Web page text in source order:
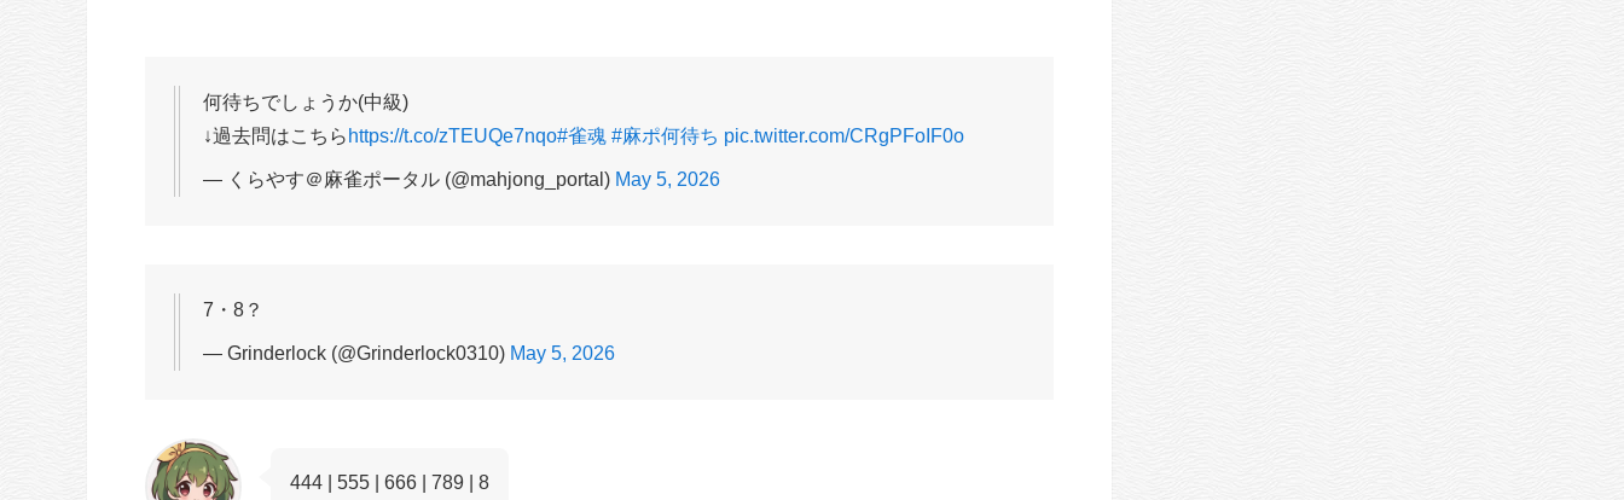
何待ちでしょうか(中級)
↓過去問はこちら https://t.co/zTEUQe7nqo#雀魂 #麻ポ何待ち pic.twitter.com/CRgPFoIF0o
— くらやす＠麻雀ポータル (@mahjong_portal) May 5, 2026
7・8？
— Grinderlock (@Grinderlock0310) May 5, 2026
444 | 555 | 666 | 789 | 8